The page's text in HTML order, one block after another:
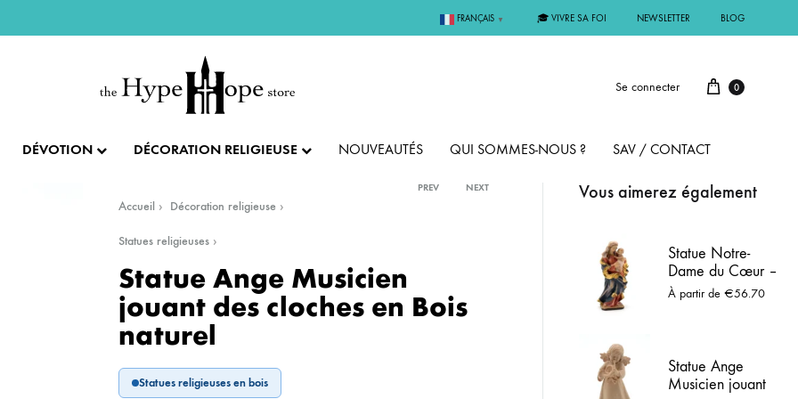
FRANÇAIS ▼ 🎓 VIVRE SA FOI NEWSLETTER BLOG
Se connecter 0
AUTRES BIJOUX
BRACELETS
DÉVOTION
💝 SAINT VALENTIN
✝️ PÂQUES ET SEMAINE SAINTE
CADEAU DE BAPTÊME
DÉCORATION RELIGIEUSE NOUVEAUTÉS QUI SOMMES-NOUS ? SAV / CONTACT
Accueil Décoration religieuse
Statues religieuses
PREV NEXT
Statue Ange Musicien
jouant des cloches en Bois
naturel
Statues religieuses en bois
Vous aimerez également
Statue Notre-
Dame du Cœur –
Vierge à l’Enfant
en bois peint
À partir de €56.70
Statue Ange
Musicien jouant